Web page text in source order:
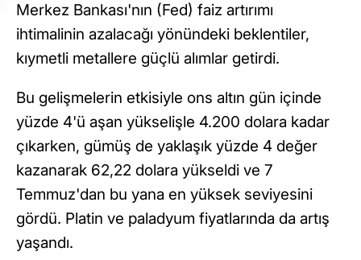
Merkez Bankası'nın (Fed) faiz artırımı
ihtimalinin azalacağı yönündeki beklentiler,
kıymetli metallere güçlü alımlar getirdi.
Bu gelişmelerin etkisiyle ons altın gün içinde
yüzde 4'ü aşan yükselişle 4.200 dolara kadar
çıkarken, gümüş de yaklaşık yüzde 4 değer
kazanarak 62,22 dolara yükseldi ve 7
Temmuz'dan bu yana en yüksek seviyesini
gördü. Platin ve paladyum fiyatlarında da artış
yaşandı.